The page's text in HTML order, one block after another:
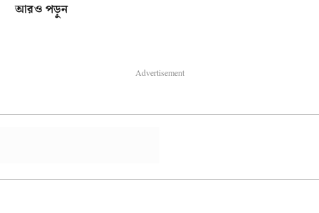
আরও পড়ুন
Advertisement